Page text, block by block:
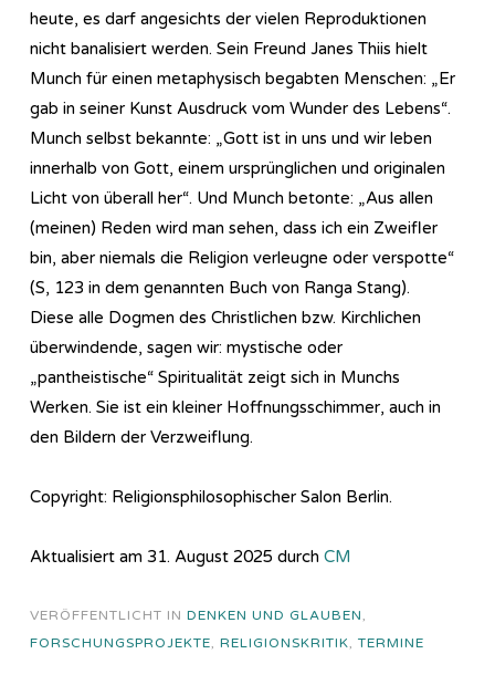
heute, es darf angesichts der vielen Reproduktionen
nicht banalisiert werden. Sein Freund Janes Thiis hielt
Munch für einen metaphysisch begabten Menschen: „Er
gab in seiner Kunst Ausdruck vom Wunder des Lebens“.
Munch selbst bekannte: „Gott ist in uns und wir leben
innerhalb von Gott, einem ursprünglichen und originalen
Licht von überall her“. Und Munch betonte: „Aus allen
(meinen) Reden wird man sehen, dass ich ein Zweifler
bin, aber niemals die Religion verleugne oder verspotte“
(S, 123 in dem genannten Buch von Ranga Stang).
Diese alle Dogmen des Christlichen bzw. Kirchlichen
überwindende, sagen wir: mystische oder
„pantheistische“ Spiritualität zeigt sich in Munchs
Werken. Sie ist ein kleiner Hoffnungsschimmer, auch in
den Bildern der Verzweiflung.
Copyright: Religionsphilosophischer Salon Berlin.
Aktualisiert am 31. August 2025 durch CM
VERÖFFENTLICHT IN DENKEN UND GLAUBEN,
FORSCHUNGSPROJEKTE, RELIGIONSKRITIK, TERMINE